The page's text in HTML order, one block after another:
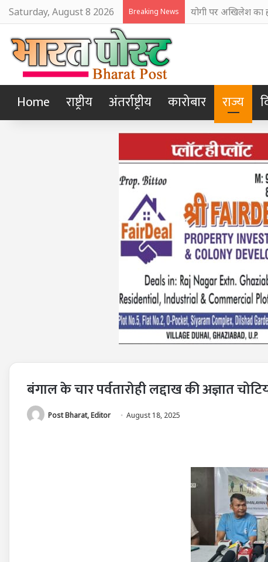
Saturday, August 8 2026 Breaking News योगी पर अखिलेश का
Home राष्ट्रीय अंतर्राष्ट्रीय कारोबार राज्य
बंगाल के चार पर्वतारोही लद्दाख की अज्ञात
Post Bharat, Editor August 18, 2025